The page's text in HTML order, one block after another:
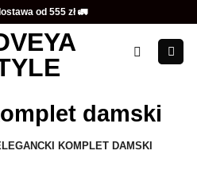
od 555 zł 🚛
damski
KOMPLET DAMSKI